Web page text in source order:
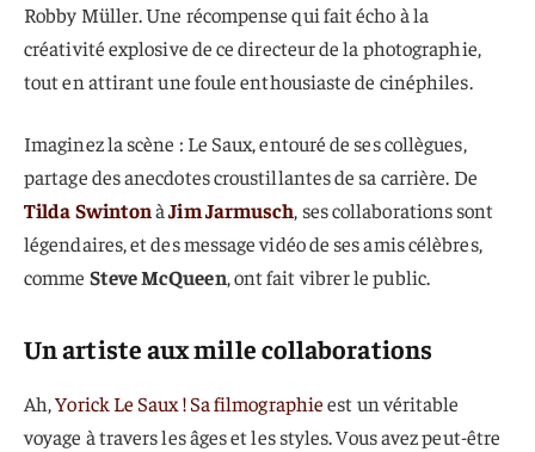
Robby Müller. Une récompense qui fait écho à la
créativité explosive de ce directeur de la photographie,
tout en attirant une foule enthousiaste de cinéphiles.
Imaginez la scène : Le Saux, entouré de ses collègues,
partage des anecdotes croustillantes de sa carrière. De
Tilda SwintonàJim Jarmusch, ses collaborations sont
légendaires, et des message vidéo de ses amis célèbres,
comme Steve McQueen, ont fait vibrer le public.
Un artiste aux mille collaborations
Ah,Yorick Le Saux ! Sa filmographieest un véritable
voyage à travers les âges et les styles. Vous avez peut-être